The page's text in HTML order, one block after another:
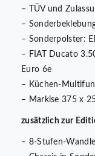
– TÜV und
–
– Sonderpolster:
– FIAT Ducato
Euro 6e
– Küchen-
– Markise 375 x
zusätzlich zur
– 8-Stufen-